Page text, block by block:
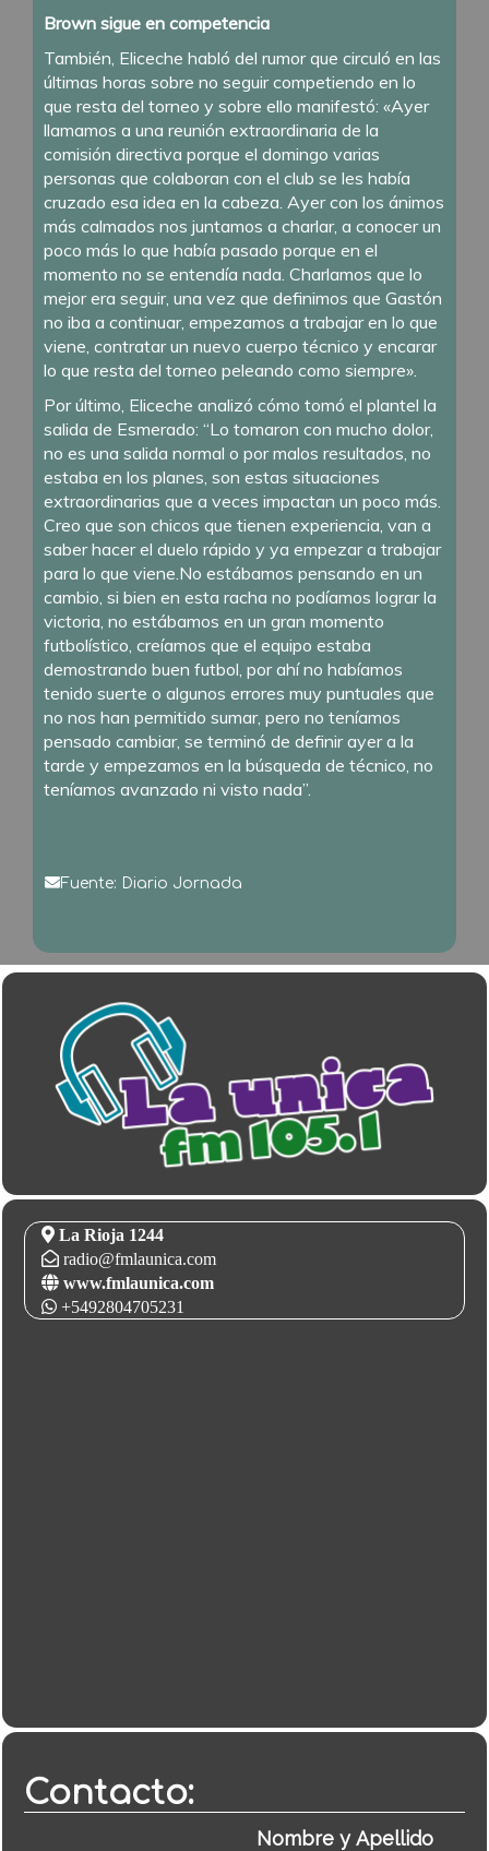
Brown sigue en competencia
También, Eliceche habló del rumor que circuló en las
últimas horas sobre no seguir competiendo en lo
que resta del torneo y sobre ello manifestó: «Ayer
llamamos a una reunión extraordinaria de la
comisión directiva porque el domingo varias
personas que colaboran con el club se les había
cruzado esa idea en la cabeza. Ayer con los ánimos
más calmados nos juntamos a charlar, a conocer un
poco más lo que había pasado porque en el
momento no se entendía nada. Charlamos que lo
mejor era seguir, una vez que definimos que Gastón
no iba a continuar, empezamos a trabajar en lo que
viene, contratar un nuevo cuerpo técnico y encarar
lo que resta del torneo peleando como siempre».
Por último, Eliceche analizó cómo tomó el plantel la
salida de Esmerado: “Lo tomaron con mucho dolor,
no es una salida normal o por malos resultados, no
estaba en los planes, son estas situaciones
extraordinarias que a veces impactan un poco más.
Creo que son chicos que tienen experiencia, van a
saber hacer el duelo rápido y ya empezar a trabajar
para lo que viene.No estábamos pensando en un
cambio, si bien en esta racha no podíamos lograr la
victoria, no estábamos en un gran momento
futbolístico, creíamos que el equipo estaba
demostrando buen futbol, por ahí no habíamos
tenido suerte o algunos errores muy puntuales que
no nos han permitido sumar, pero no teníamos
pensado cambiar, se terminó de definir ayer a la
tarde y empezamos en la búsqueda de técnico, no
teníamos avanzado ni visto nada”.
Fuente: Diario Jornada
La Rioja 1244
radio@fmlaunica.com
www.fmlaunica.com
+5492804705231
Contacto: